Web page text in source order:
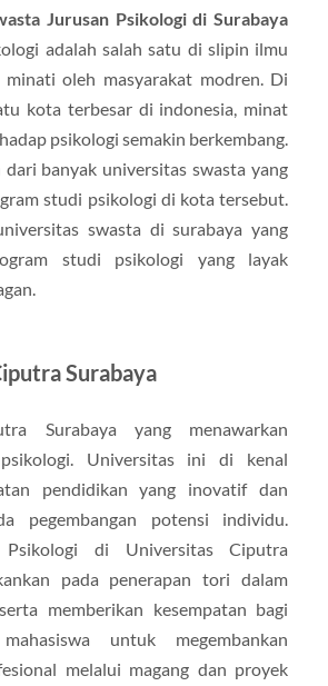
Jurusan Psikologi di Surabaya
adalah salah satu di slipin ilmu
oleh masyarakat modren. Di
kota terbesar di indonesia, minat
psikologi semakin berkembang.
banyak universitas swasta yang
studi psikologi di kota tersebut.
swasta di surabaya yang
studi psikologi yang layak
Surabaya
Surabaya yang menawarkan
Universitas ini di kenal
pendidikan yang inovatif dan
pegembangan potensi individu.
di Universitas Ciputra
pada penerapan tori dalam
memberikan kesempatan bagi
untuk megembankan
melalui magang dan proyek